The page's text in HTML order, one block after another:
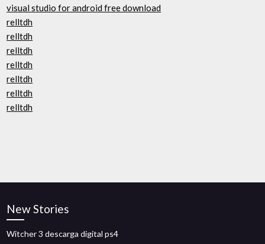
visual studio for android free download
relltdh
relltdh
relltdh
relltdh
relltdh
relltdh
relltdh
New Stories
Witcher 3 descarga digital ps4